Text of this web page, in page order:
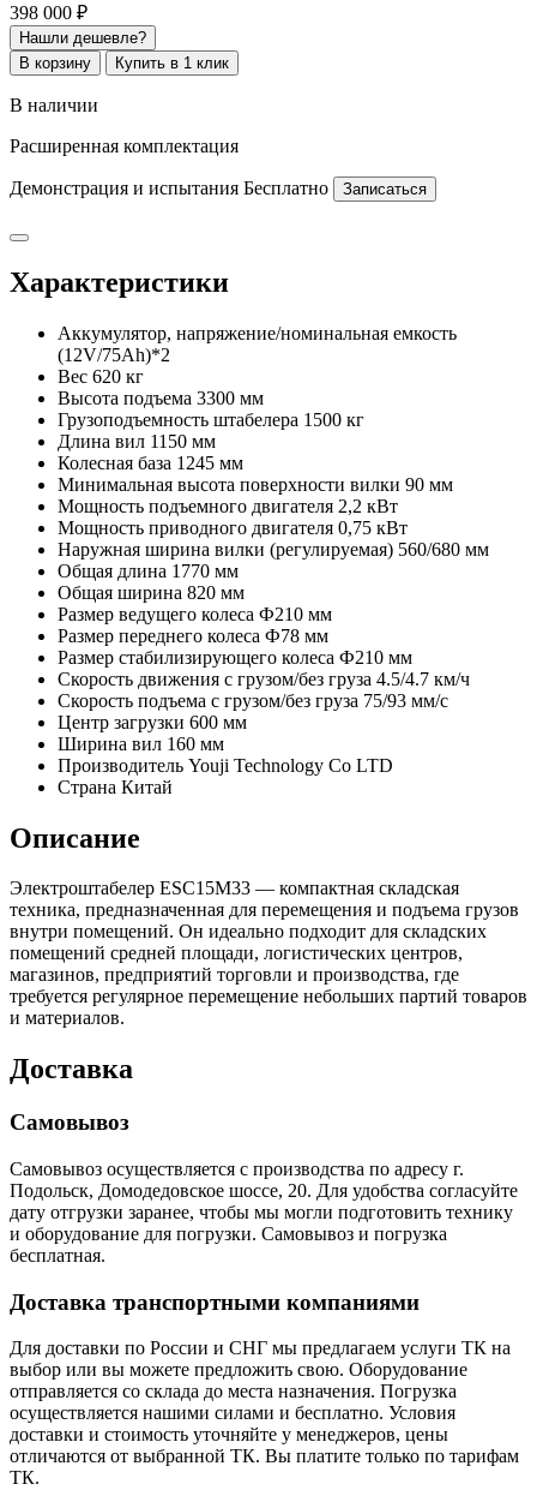
398 000 ₽
Нашли дешевле?
В корзину
Купить в 1 клик
В наличии
Расширенная комплектация
Демонстрация и испытания Бесплатно Записаться
Характеристики
Аккумулятор, напряжение/номинальная емкость
(12V/75Ah)*2
Вес 620 кг
Высота подъема 3300 мм
Грузоподъемность штабелера 1500 кг
Длина вил 1150 мм
Колесная база 1245 мм
Минимальная высота поверхности вилки 90 мм
Мощность подъемного двигателя 2,2 кВт
Мощность приводного двигателя 0,75 кВт
Наружная ширина вилки (регулируемая) 560/680 мм
Общая длина 1770 мм
Общая ширина 820 мм
Размер ведущего колеса Ф210 мм
Размер переднего колеса Ф78 мм
Размер стабилизирующего колеса Ф210 мм
Скорость движения с грузом/без груза 4.5/4.7 км/ч
Скорость подъема с грузом/без груза 75/93 мм/с
Центр загрузки 600 мм
Ширина вил 160 мм
Производитель Youji Technology Co LTD
Страна Китай
Описание
Электроштабелер ESC15M33 — компактная складская
техника, предназначенная для перемещения и подъема грузов
внутри помещений. Он идеально подходит для складских
помещений средней площади, логистических центров,
магазинов, предприятий торговли и производства, где
требуется регулярное перемещение небольших партий товаров
и материалов.
Доставка
Самовывоз
Самовывоз осуществляется с производства по адресу г.
Подольск, Домодедовское шоссе, 20. Для удобства согласуйте
дату отгрузки заранее, чтобы мы могли подготовить технику
и оборудование для погрузки. Самовывоз и погрузка
бесплатная.
Доставка транспортными компаниями
Для доставки по России и СНГ мы предлагаем услуги ТК на
выбор или вы можете предложить свою. Оборудование
отправляется со склада до места назначения. Погрузка
осуществляется нашими силами и бесплатно. Условия
доставки и стоимость уточняйте у менеджеров, цены
отличаются от выбранной ТК. Вы платите только по тарифам
ТК.